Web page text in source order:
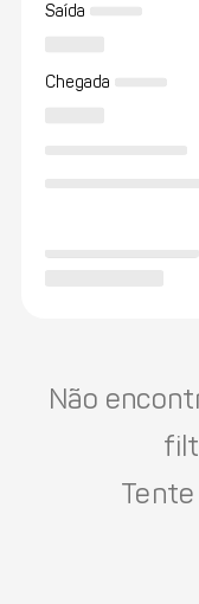
Saída
Chegada
Não